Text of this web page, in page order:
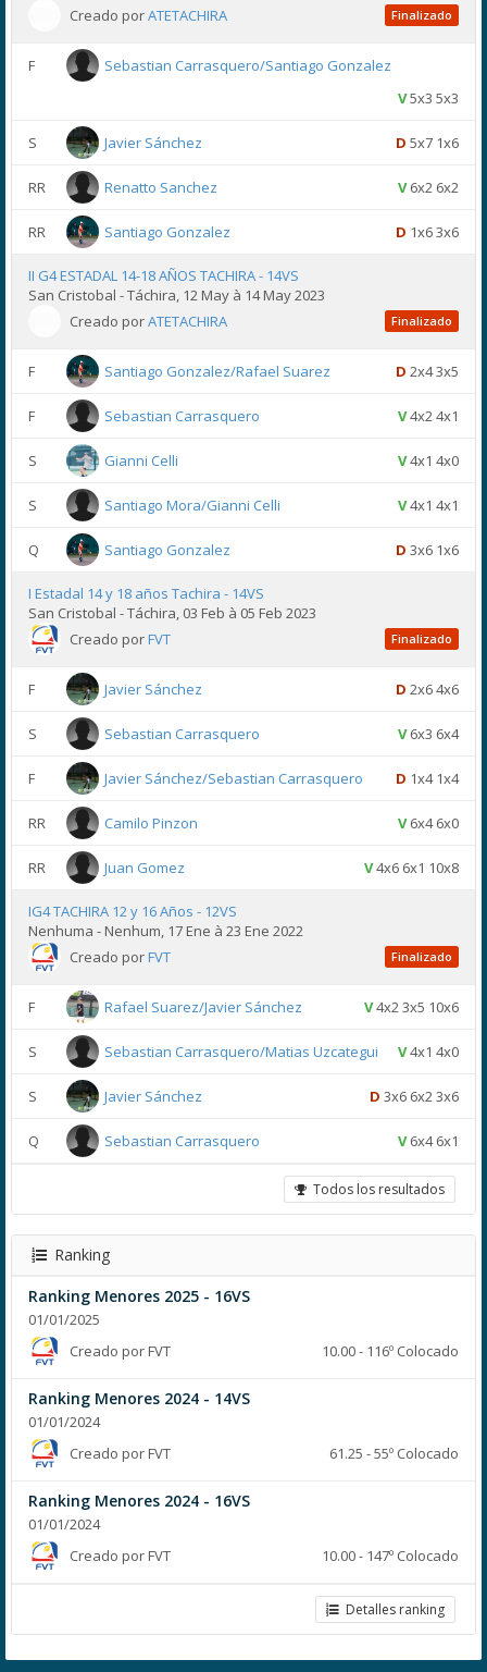
Creado porATETACHIRA Finalizado
F
Sebastian Carrasquero/Santiago Gonzalez
V5x3 5x3
S Javier Sánchez D 5x7 1x6
RR Renatto Sanchez V6x2 6x2
RR Santiago Gonzalez D 1x6 3x6
II G4 ESTADAL 14-18 AÑOS TACHIRA - 14VS
San Cristobal - Táchira, 12 May à 14 May 2023
Creado porATETACHIRA Finalizado
F Santiago Gonzalez/Rafael Suarez D 2x4 3x5
F Sebastian Carrasquero V4x2 4x1
S Gianni Celli V4x1 4x0
S Santiago Mora/Gianni Celli V4x1 4x1
Q Santiago Gonzalez D 3x6 1x6
I Estadal 14 y 18 años Tachira - 14VS
San Cristobal - Táchira, 03 Feb à 05 Feb 2023
Creado porFVT Finalizado
F Javier Sánchez D 2x6 4x6
S Sebastian Carrasquero V6x3 6x4
F Javier Sánchez/Sebastian Carrasquero D 1x4 1x4
RR Camilo Pinzon V6x4 6x0
RR Juan Gomez V4x6 6x1 10x8
IG4 TACHIRA 12 y 16 Años - 12VS
Nenhuma - Nenhum, 17 Ene à 23 Ene 2022
Creado porFVT Finalizado
F Rafael Suarez/Javier Sánchez V4x2 3x5 10x6
S Sebastian Carrasquero/Matias Uzcategui V4x1 4x0
S Javier Sánchez D 3x6 6x2 3x6
Q Sebastian Carrasquero V6x4 6x1
Todos los resultados
Ranking
Ranking Menores 2025 - 16VS
01/01/2025
Creado por FVT
10.00 - 116º Colocado
Ranking Menores 2024 - 14VS
01/01/2024
Creado por FVT
61.25 - 55º Colocado
Ranking Menores 2024 - 16VS
01/01/2024
Creado por FVT
10.00 - 147º Colocado
Detalles ranking